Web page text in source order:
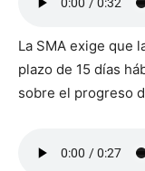
La SMA exige que
plazo de 15 días
sobre el progreso